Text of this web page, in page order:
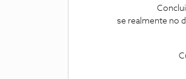
Concluindo,
se realmente no